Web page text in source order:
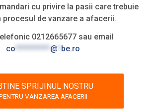
cu privire la pasii care trebuie
procesul de vanzare a afacerii.
0212665677 sau email
co ********** @ be.ro
SPRIJINUL NOSTRU
VANZAREA AFACERII